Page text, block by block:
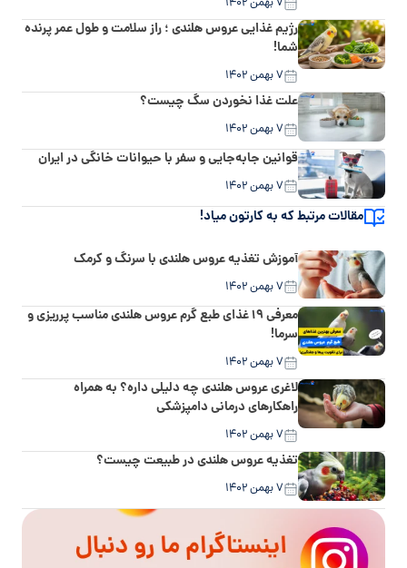
رژیم غذایی عروس هلندی ؛ راز سلامت و طول عمر پرنده
شما!
۷ بهمن ۱۴۰۲
علت غذا نخوردن سگ چیست؟
۷ بهمن ۱۴۰۲
قوانین جابه‌جایی و سفر با حیوانات خانگی در ایران
۷ بهمن ۱۴۰۲
مقالات مرتبط که به کارتون میاد!
آموزش تغذیه عروس هلندی با سرنگ و کرمک
۷ بهمن ۱۴۰۲
معرفی ۱۹ غذای طبع گرم عروس هلندی مناسب پرریزی و
سرما!
۷ بهمن ۱۴۰۲
لاغری عروس هلندی چه دلیلی داره؟ به همراه
راهکارهای درمانی دامپزشکی
۷ بهمن ۱۴۰۲
تغذیه عروس هلندی در طبیعت چیست؟
۷ بهمن ۱۴۰۲